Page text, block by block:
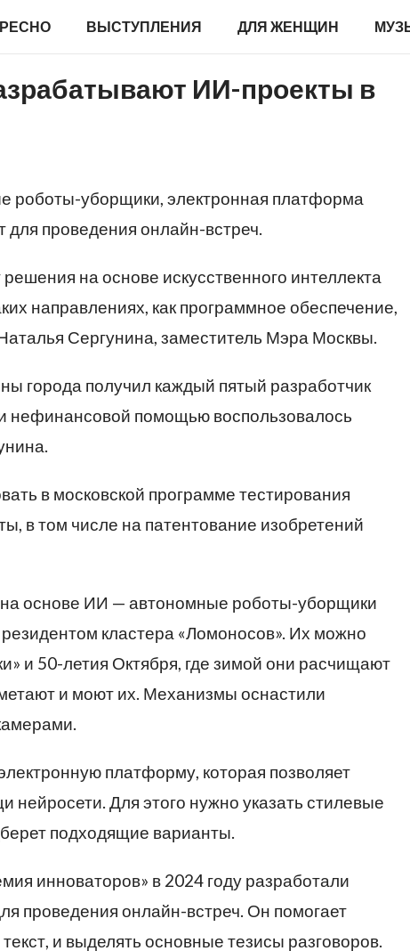
ВЫСТУПЛЕНИЯ ДЛЯ ЖЕНЩИН
ИИ-проекты в
уборщики, электронная платформа
для проведения онлайн-встреч.
на основе искусственного интеллекта
направлениях, как программное обеспечение,
Сергунина, заместитель Мэра Москвы.
города получил каждый пятый разработчик
нефинансовой помощью воспользовалось
в московской программе тестирования
в том числе на патентование изобретений
основе ИИ — автономные роботы-уборщики
кластера «Ломоносов». Их можно
и 50-летия Октября, где зимой они расчищают
и моют их. Механизмы оснастили
платформу, которая позволяет
Для этого нужно указать стилевые
подходящие варианты.
инноваторов» в 2024 году разработали
проведения онлайн-встреч. Он помогает
и выделять основные тезисы разговоров.